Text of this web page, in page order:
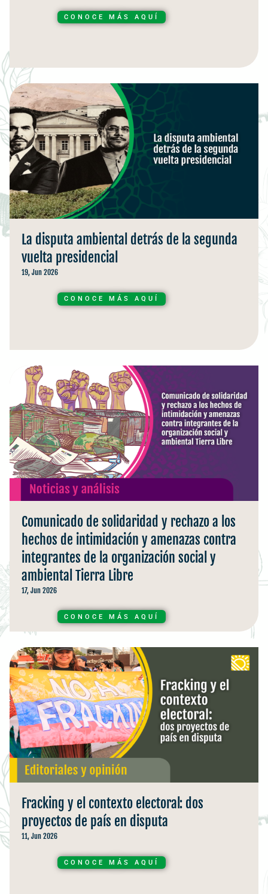
CONOCE MÁS AQUÍ
La disputa ambiental detrás de la segunda
vuelta presidencial
19, Jun 2026
CONOCE MÁS AQUÍ
Comunicado de solidaridad y rechazo a los
hechos de intimidación y amenazas contra
integrantes de la organización social y
ambiental Tierra Libre
17, Jun 2026
CONOCE MÁS AQUÍ
Fracking y el contexto electoral: dos
proyectos de país en disputa
11, Jun 2026
CONOCE MÁS AQUÍ